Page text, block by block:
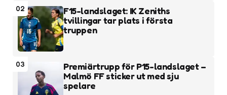
02
F15-landslaget: IK Zeniths
tvillingar tar plats i första
truppen
03
Premiärtrupp för P15-landslaget –
Malmö FF sticker ut med sju
spelare